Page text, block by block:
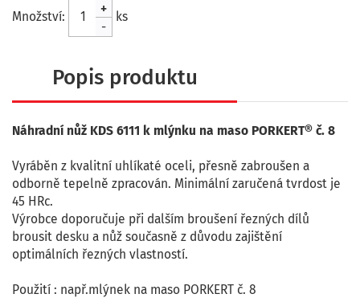
Množství:
-
+
ks
Popis produktu
Náhradní nůž KDS 6111 k mlýnku na maso PORKERT® č. 8
Vyráběn z kvalitní uhlíkaté oceli, přesně zabroušen a
odborně tepelně zpracován. Minimální zaručená tvrdost je
45 HRc.
Výrobce doporučuje při dalším broušení řezných dílů
brousit desku a nůž současně z důvodu zajištění
optimálních řezných vlastností.
Použití : např.mlýnek na maso PORKERT č. 8